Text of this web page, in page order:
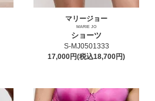
マリージョー
MARIE JO
ショーツ
S-MJ0501333
17,000円(税込18,700円)